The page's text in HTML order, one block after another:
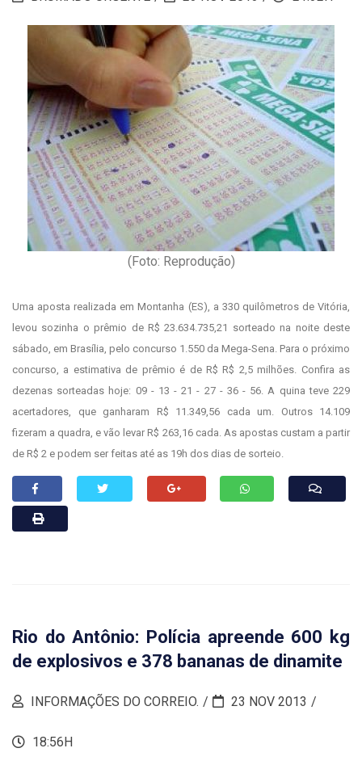
(Foto: Reprodução)
Uma aposta realizada em Montanha (ES), a 330 quilômetros de Vitória,
levou sozinha o prêmio de R$ 23.634.735,21 sorteado na noite deste
sábado, em Brasília, pelo concurso 1.550 da Mega-Sena. Para o próximo
concurso, a estimativa de prêmio é de R$ R$ 2,5 milhões. Confira as
dezenas sorteadas hoje: 09 - 13 - 21 - 27 - 36 - 56. A quina teve 229
acertadores, que ganharam R$ 11.349,56 cada um. Outros 14.109
fizeram a quadra, e vão levar R$ 263,16 cada. As apostas custam a partir
de R$ 2 e podem ser feitas até as 19h dos dias de sorteio.
Rio do Antônio: Polícia apreende 600 kg
de explosivos e 378 bananas de dinamite
INFORMAÇÕES DO CORREIO. 23 NOV 2013
18:56H